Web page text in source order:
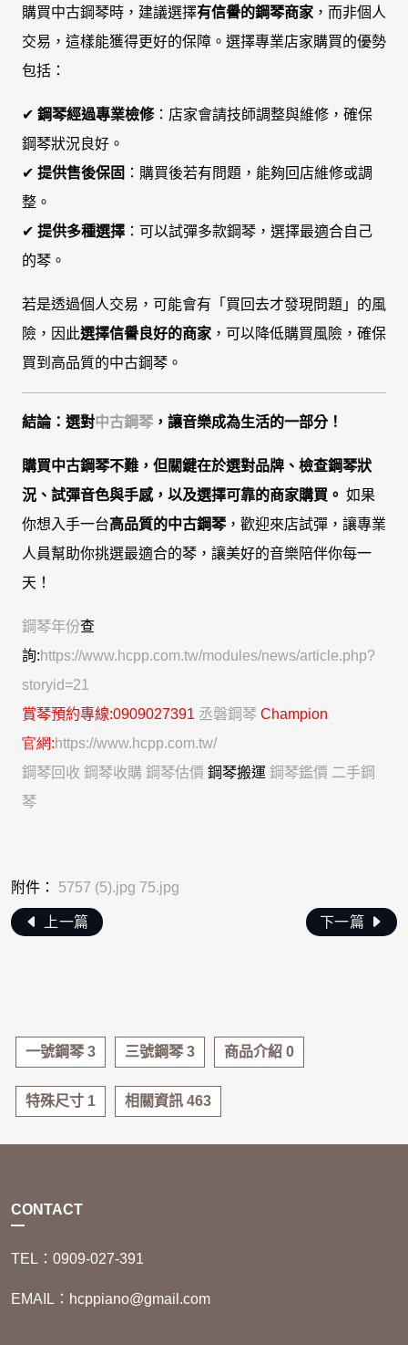
購買中古鋼琴時，建議選擇有信譽的鋼琴商家 ，而非個人
交易，這樣能獲得更好的保障。選擇專業店家購買的優勢
包括：
✔ 鋼琴經過專業檢修：店家會請技師調整與維修，確保
鋼琴狀況良好。
✔ 提供售後保固 ：購買後若有問題，能夠回店維修或調
整。
✔ 提供多種選擇 ：可以試彈多款鋼琴，選擇最適合自己
的琴。
若是透過個人交易，可能會有「買回去才發現問題」的風
險，因此選擇信譽良好的商家 ，可以降低購買風險，確保
買到高品質的中古鋼琴。
結論：選對中古鋼琴 ，讓音樂成為生活的一部分！
購買中古鋼琴不難，但關鍵在於選對品牌、檢查鋼琴狀
況、試彈音色與手感，以及選擇可靠的商家購買。 如果
你想入手一台高品質的中古鋼琴，歡迎來店試彈，讓專業
人員幫助你挑選最適合的琴，讓美好的音樂陪伴你每一
天！
鋼琴年份查
詢:https://www.hcpp.com.tw/modules/news/article.php?
storyid=21
賞琴預約專線:0909027391 丞磐鋼琴 Champion
官網:https://www.hcpp.com.tw/
鋼琴回收 鋼琴收購 鋼琴估價 鋼琴搬運 鋼琴鑑價 二手鋼
琴
附件： 5757 (5).jpg 75.jpg
上一篇 下一篇
一號鋼琴 3 三號鋼琴 3 商品介紹 0
特殊尺寸 1 相關資訊 463
CONTACT
TEL：0909-027-391
EMAIL：hcppiano@gmail.com